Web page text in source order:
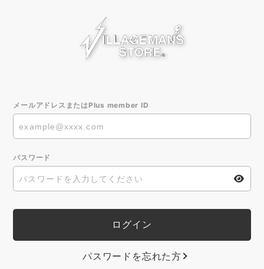
メールアドレスまたはPlus member ID
パスワード
パスワードを忘れた方